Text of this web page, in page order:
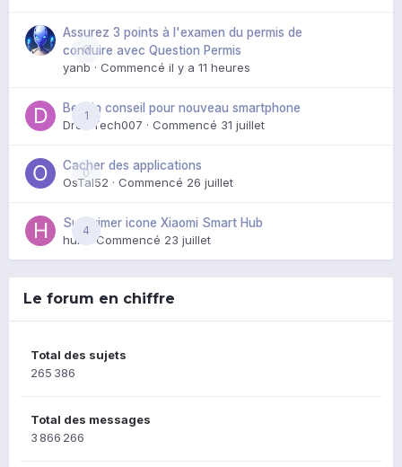
0
Assurez 3 points à l'examen du permis de
conduire avec Question Permis
yanb · Commencé il y a 11 heures
1
Besoin conseil pour nouveau smartphone
DroidTech007 · Commencé 31 juillet
0
Cacher des applications
OsTal52 · Commencé 26 juillet
4
Supprimer icone Xiaomi Smart Hub
huik
· Commencé 23 juillet
Le forum en chiffre
Total des sujets
265 386
Total des messages
3 866 266